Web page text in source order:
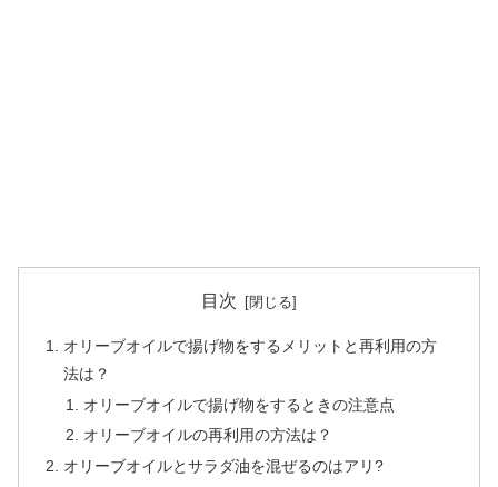
目次
オリーブオイルで揚げ物をするメリットと再利用の方
法は？
オリーブオイルで揚げ物をするときの注意点
オリーブオイルの再利用の方法は？
オリーブオイルとサラダ油を混ぜるのはアリ?